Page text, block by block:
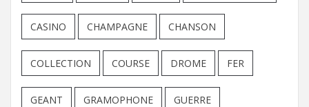
CASINO CHAMPAGNE CHANSON
COLLECTION COURSE DROME FER
GEANT GRAMOPHONE GUERRE